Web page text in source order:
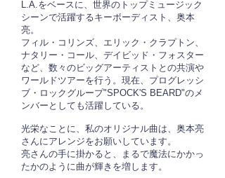
L.A.をベースに、世界のトップミュージック
シーンで活躍するキーボーディスト、奥本
亮。
フィル・コリンズ、エリック・クラプトン、
ナタリー・コール、デイビッド・フォスター
など、数々のビッグアーティストとの共演や
ワールドツアーを行う。現在、プログレッシ
ブ・ロックグループ"SPOCK'S BEARD"のメ
ンバーとしても活躍している。
光栄なことに、私のオリジナル曲は、奥本亮
さんにアレンジをお願いしています。
亮さんの手に掛かると、まるで魔法にかかっ
たかのように曲が輝きを増します。